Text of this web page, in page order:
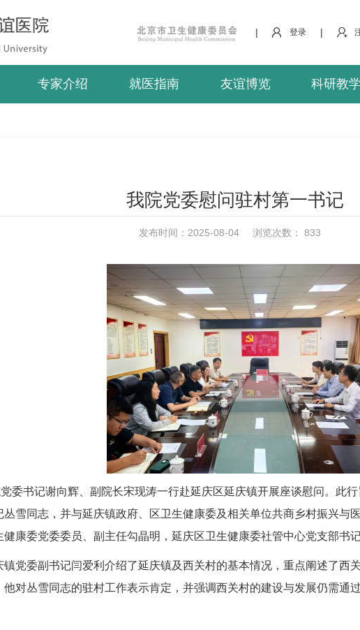
| 登录 |
专家介绍 就医指南 友谊博览 科研教学
我院党委慰问驻村第一书记
发布时间：2025-08-04 浏览次数： 833
委书记谢向辉、副院长宋现涛一行赴延庆区延庆镇开展座谈慰问。此
雪同志，并与延庆镇政府、区卫生健康委及相关单位共商乡村振兴与
康委党委委员、副主任勾晶明，延庆区卫生健康委社管中心党支部书
镇党委副书记闫爱利介绍了延庆镇及西关村的基本情况，重点阐述了西
对丛雪同志的驻村工作表示肯定，并强调西关村的建设与发展仍需通